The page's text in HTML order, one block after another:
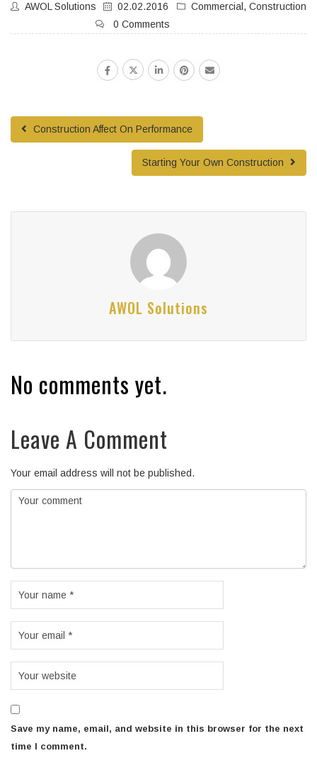
AWOL Solutions 02.02.2016 Commercial , Construction
0 Comments
Construction Affect On Performance
Starting Your Own Construction
AWOL Solutions
No comments yet.
Leave A Comment
Your email address will not be published.
Save my name, email, and website in this browser for the next
time I comment.